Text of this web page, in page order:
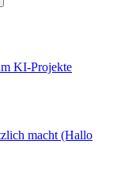
KI-Projekte
macht (Hallo